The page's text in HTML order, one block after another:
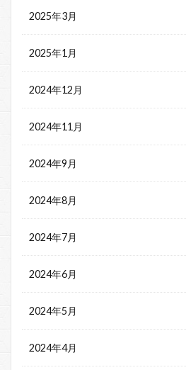
2025年3月
2025年1月
2024年12月
2024年11月
2024年9月
2024年8月
2024年7月
2024年6月
2024年5月
2024年4月